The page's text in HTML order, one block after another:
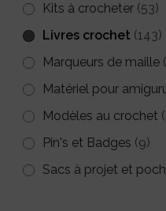
Kits à crocheter (53)
Livres crochet (143)
Marqueurs de maille
Matériel pour
Modèles au crochet
Pin's et Badges (9)
Sacs à projet et